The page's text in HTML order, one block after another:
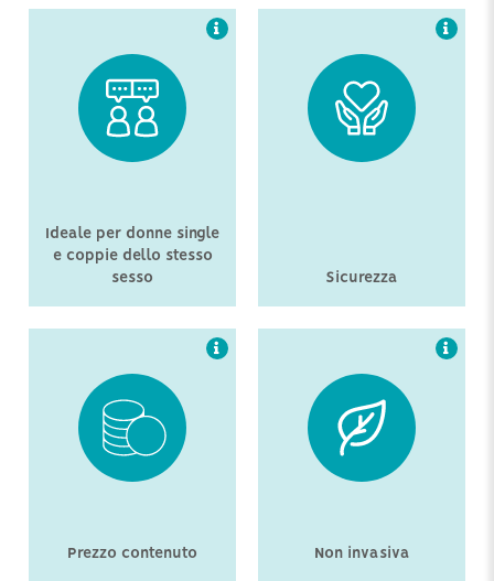
Ideale per donne single
e coppie dello stesso
sesso
Sicurezza
Prezzo contenuto
La procedura IUI è la
forma di riproduzione
assistita dal costo più
contenuto.
Non invasiva
La procedura IUI non
comprende il prelievo
dell’ovulo, questo
significa che non è
necessaria alcuna